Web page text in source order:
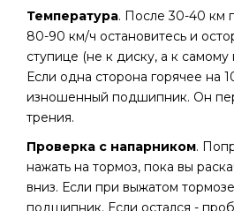
Температура. После 30-40 км
80-90 км/ч остановитесь и
ступице (не к диску, а к
Если одна сторона горячее на
изношенный подшипник. Он
трения.
Проверка с напарником.
нажать на тормоз, пока вы
вниз. Если при выжатом
подшипник. Если остался -